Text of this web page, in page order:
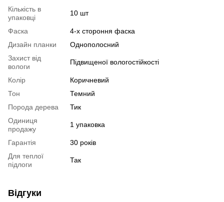
Кількість в
упаковці
10 шт
Фаска
4-х стороння фаска
Дизайн планки
Однополосний
Захист від
вологи
Підвищеної вологостійкості
Колір
Коричневий
Тон
Темний
Порода дерева
Тик
Одиниця
продажу
1 упаковка
Гарантія
30 років
Для теплої
підлоги
Так
Відгуки